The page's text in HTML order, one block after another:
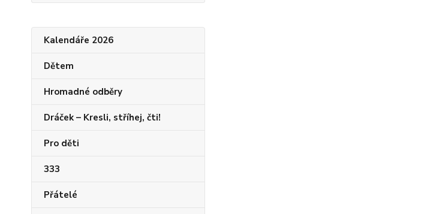
Kalendáře 2026
Dětem
Hromadné odběry
Dráček – Kresli, stříhej, čti!
Pro děti
333
Přátelé